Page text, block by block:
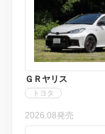
ＧＲヤリス
トヨタ
2026.08発売